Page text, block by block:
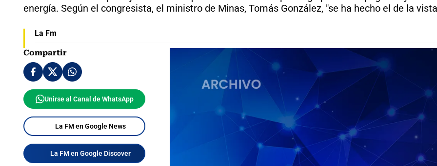
energía. Según el congresista, el ministro de Minas, Tomás González, "se ha hecho el de la
La Fm
Compartir
Unirse al Canal de WhatsApp
La FM en Google News
La FM en Google Discover